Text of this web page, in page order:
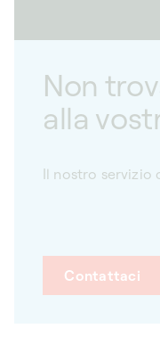
Non
alla
Il nostro servizio
Contattaci